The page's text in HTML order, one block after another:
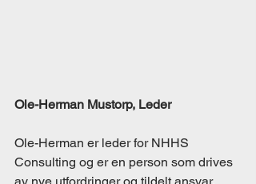
Ole-Herman Mustorp, Leder
Ole-Herman er leder for NHHS
Consulting og er en person som drives